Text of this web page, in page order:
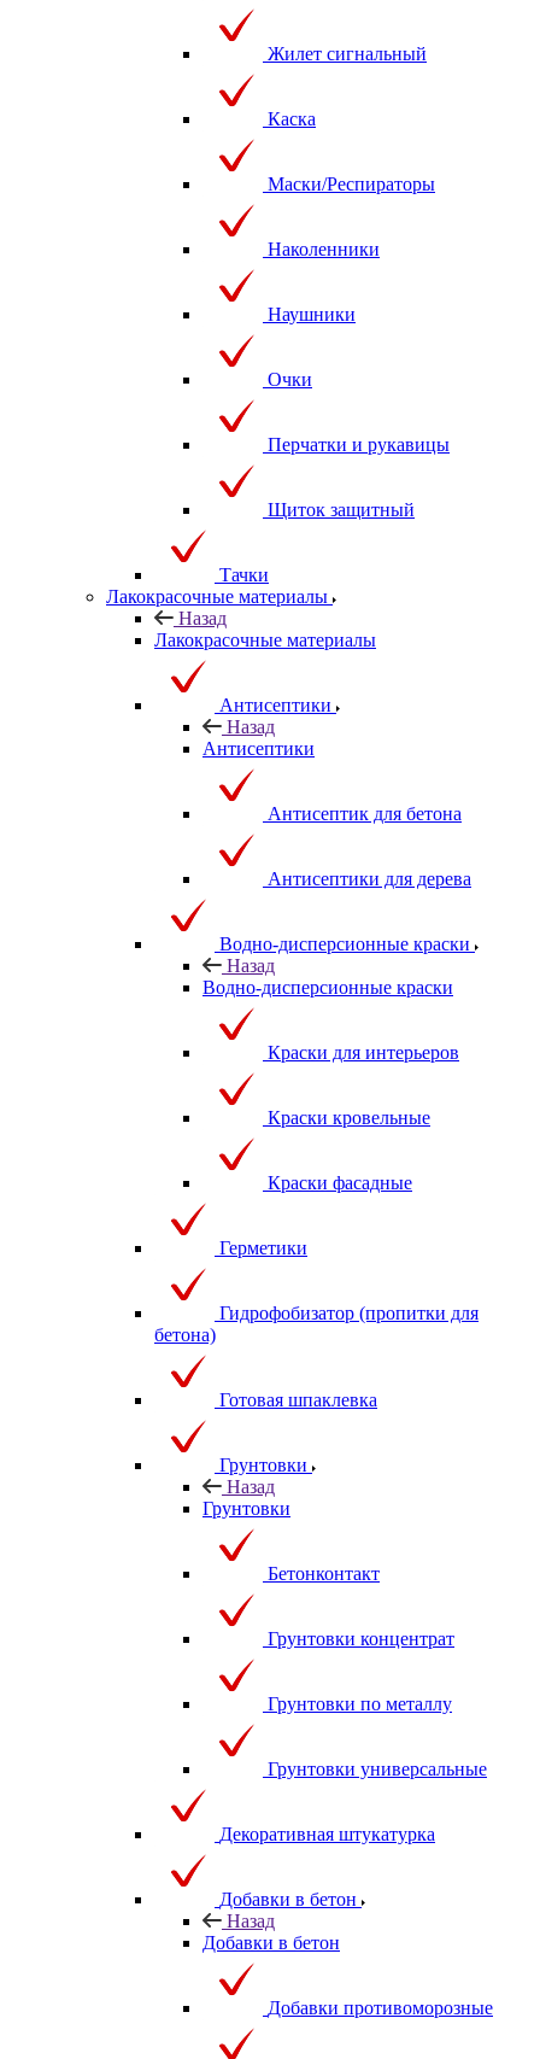
Жилет сигнальный
Каска
Маски/Респираторы
Наколенники
Наушники
Очки
Перчатки и рукавицы
Щиток защитный
Тачки
Лакокрасочные материалы
Назад
Лакокрасочные материалы
Антисептики
Назад
Антисептики
Антисептик для бетона
Антисептики для дерева
Водно-дисперсионные краски
Назад
Водно-дисперсионные краски
Краски для интерьеров
Краски кровельные
Краски фасадные
Герметики
Гидрофобизатор (пропитки для
бетона)
Готовая шпаклевка
Грунтовки
Назад
Грунтовки
Бетонконтакт
Грунтовки концентрат
Грунтовки по металлу
Грунтовки универсальные
Декоративная штукатурка
Добавки в бетон
Назад
Добавки в бетон
Добавки противоморозные